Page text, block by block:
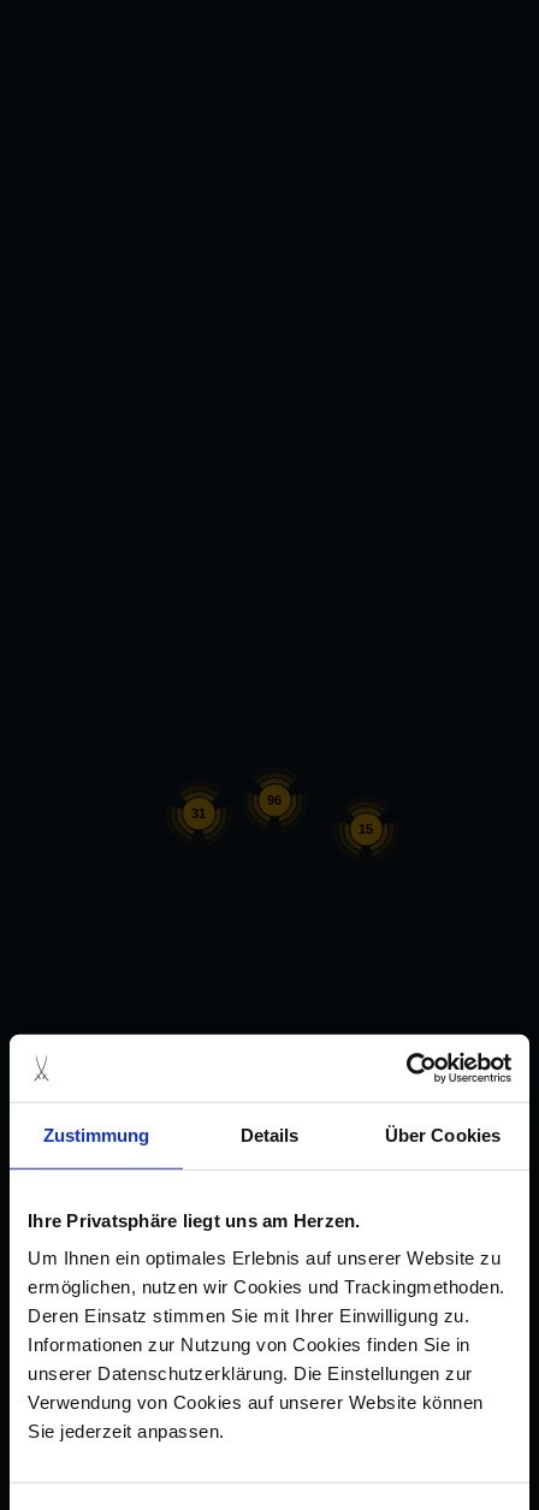
Zustimmung Details Über Cookies
Ihre Privatsphäre liegt uns am Herzen.
Um Ihnen ein optimales Erlebnis auf unserer Website zu
ermöglichen, nutzen wir Cookies und Trackingmethoden.
Deren Einsatz stimmen Sie mit Ihrer Einwilligung zu.
Informationen zur Nutzung von Cookies finden Sie in
unserer Datenschutzerklärung. Die Einstellungen zur
Verwendung von Cookies auf unserer Website können
Sie jederzeit anpassen.
96
15
31